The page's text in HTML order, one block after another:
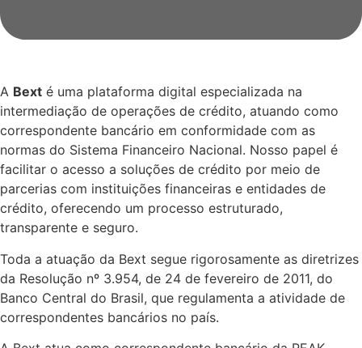
A Bext é uma plataforma digital especializada na
intermediação de operações de crédito, atuando como
correspondente bancário em conformidade com as
normas do Sistema Financeiro Nacional. Nosso papel é
facilitar o acesso a soluções de crédito por meio de
parcerias com instituições financeiras e entidades de
crédito, oferecendo um processo estruturado,
transparente e seguro.
Toda a atuação da Bext segue rigorosamente as diretrizes
da Resolução nº 3.954, de 24 de fevereiro de 2011, do
Banco Central do Brasil, que regulamenta a atividade de
correspondentes bancários no país.